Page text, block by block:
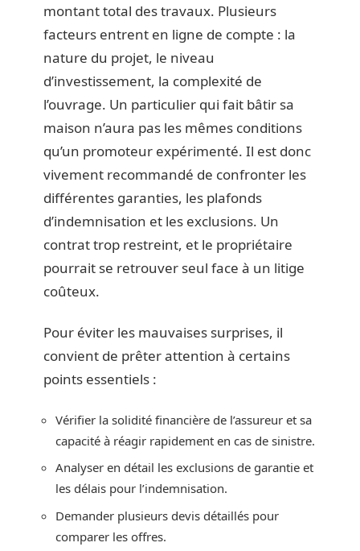
montant total des travaux. Plusieurs
facteurs entrent en ligne de compte : la
nature du projet, le niveau
d’investissement, la complexité de
l’ouvrage. Un particulier qui fait bâtir sa
maison n’aura pas les mêmes conditions
qu’un promoteur expérimenté. Il est donc
vivement recommandé de confronter les
différentes garanties, les plafonds
d’indemnisation et les exclusions. Un
contrat trop restreint, et le propriétaire
pourrait se retrouver seul face à un litige
coûteux.
Pour éviter les mauvaises surprises, il
convient de prêter attention à certains
points essentiels :
Vérifier la solidité financière de l’assureur et sa
capacité à réagir rapidement en cas de sinistre.
Analyser en détail les exclusions de garantie et
les délais pour l’indemnisation.
Demander plusieurs devis détaillés pour
comparer les offres.